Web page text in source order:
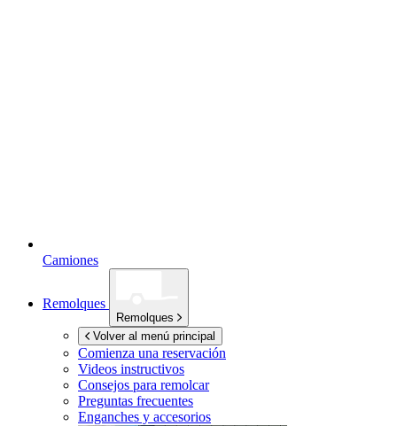
Camiones
Remolques
Remolques
Volver al menú principal
Comienza una reservación
Videos instructivos
Consejos para remolcar
Preguntas frecuentes
Enganches y accesorios